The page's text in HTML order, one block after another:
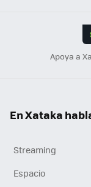
Apoya a
En Xataka
Streaming
Espacio